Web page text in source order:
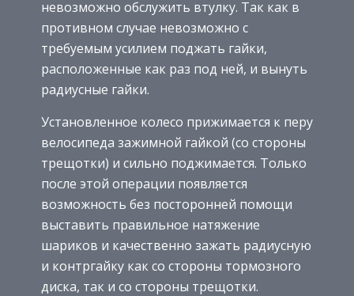
невозможно обслужить втулку. Так как в
противном случае невозможно с
требуемым усилием поджать гайки,
расположенные как раз под ней, и вынуть
радиусные гайки.
Установленное колесо прижимается к перу
велосипеда зажимной гайкой (со стороны
трещотки) и сильно поджимается. Только
после этой операции появляется
возможность без посторонней помощи
выставить правильное натяжение
шариков и качественно зажать радиусную
и контргайку как со стороны тормозного
диска, так и со стороны трещотки.